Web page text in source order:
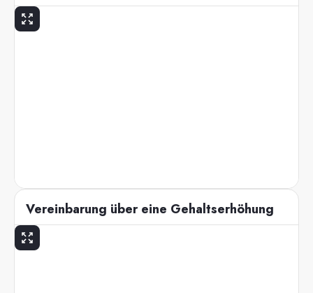
Vereinbarung über eine Gehaltserhöhung